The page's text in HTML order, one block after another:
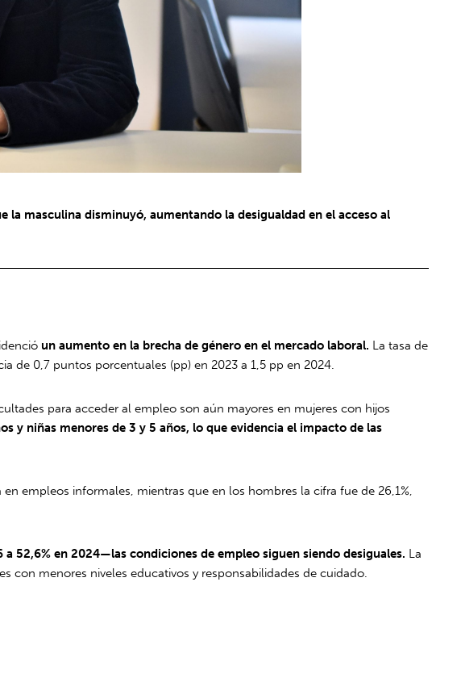
la masculina disminuyó, aumentando la desigualdad en el acceso al
un aumento en la brecha de género en el mercado laboral. La tasa de
de 0,7 puntos porcentuales (pp) en 2023 a 1,5 pp en 2024.
para acceder al empleo son aún mayores en mujeres con hijos
y niñas menores de 3 y 5 años, lo que evidencia el impacto de las
empleos informales, mientras que en los hombres la cifra fue de 26,1%,
52,6% en 2024—las condiciones de empleo siguen siendo desiguales. La
con menores niveles educativos y responsabilidades de cuidado.